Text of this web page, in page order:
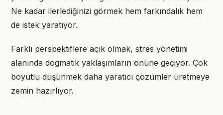
Ne kadar ilerlediğinizi görmek hem farkındalık hem
de istek yaratıyor.
Farklı perspektiflere açık olmak, stres yönetimi
alanında dogmatik yaklaşımların önüne geçiyor. Çok
boyutlu düşünmek daha yaratıcı çözümler üretmeye
zemin hazırlıyor.